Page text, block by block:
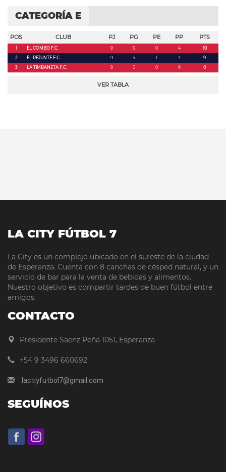
CATEGORÍA E
POS CLUB PJ PG PE PP PTS
1 EL COMBO F.C. 9 5 0 4
10
2
EL REJUNTE F.C. 9 4 1 4
9
3
LA TIMBANETA F.C. 9 0 0 9 0
VER TABLA
LA CITY FÚTBOL 7
La City es un complejo ubicado en el sureste de la ciudad
de Esperanza. Cuenta con 8 canchas de césped natural, y un
servicio de bar para la venta de bebidas y alimentos.
Nuestro objetivo es compartir tardes de buen fútbol entre
amigos.
CONTACTO
Presidente Saenz Peña 1051, Esperanza
+54 9 3496 660692
lactiyfutbol7@gmail.com
SEGUÍNOS